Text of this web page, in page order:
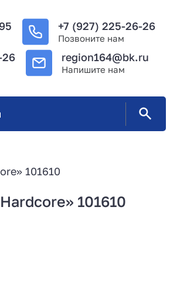
+7 (927) 225-26-26
Позвоните нам
26 region164@bk.ru
Напишите нам
101610
101610